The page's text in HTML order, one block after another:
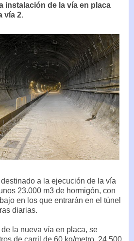
instalación de la vía en placa
vía 2.
a la ejecución de la vía
23.000 m3 de hormigón, con
en los que entrarán en el túnel
diarias.
la nueva vía en placa, se
de carril de 60 kg/metro, 24.500